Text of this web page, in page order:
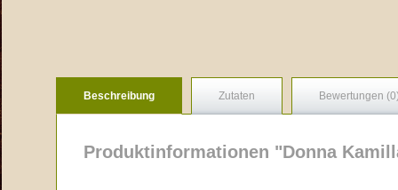
Beschreibung Zutaten Bewertungen
Produktinformationen "Donna